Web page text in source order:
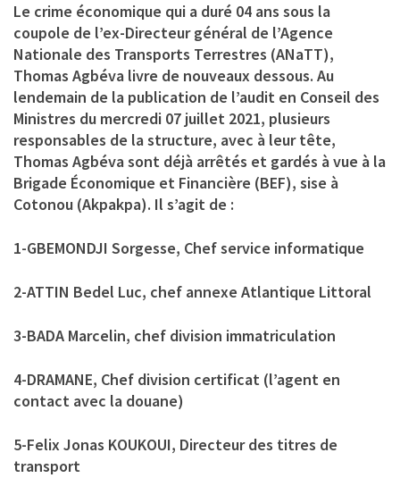
Le crime économique qui a duré 04 ans sous la
coupole de l’ex-Directeur général de l’Agence
Nationale des Transports Terrestres (ANaTT),
Thomas Agbéva livre de nouveaux dessous. Au
lendemain de la publication de l’audit en Conseil des
Ministres du mercredi 07 juillet 2021, plusieurs
responsables de la structure, avec à leur tête,
Thomas Agbéva sont déjà arrêtés et gardés à vue à la
Brigade Économique et Financière (BEF), sise à
Cotonou (Akpakpa). Il s’agit de :
1-GBEMONDJI Sorgesse, Chef service informatique
2-ATTIN Bedel Luc, chef annexe Atlantique Littoral
3-BADA Marcelin, chef division immatriculation
4-DRAMANE, Chef division certificat (l’agent en
contact avec la douane)
5-Felix Jonas KOUKOUI, Directeur des titres de
transport